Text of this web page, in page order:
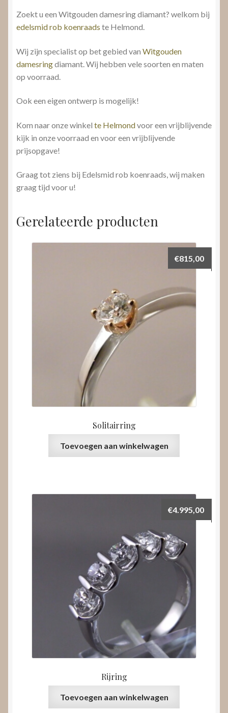
Zoekt u een Witgouden damesring diamant? welkom bij
edelsmid rob koenraads te Helmond.
Wij zijn specialist op bet gebied van Witgouden
damesringdiamant. Wij hebben vele soorten en maten
op voorraad.
Ook een eigen ontwerp is mogelijk!
Kom naar onze winkel te Helmondvoor een vrijblijvende
kijk in onze voorraad en voor een vrijblijvende
prijsopgave!
Graag tot ziens bij Edelsmid rob koenraads, wij maken
graag tijd voor u!
Gerelateerde producten
Solitairring
€815,00
Toevoegen aan winkelwagen
Rijring
€4.995,00
Toevoegen aan winkelwagen